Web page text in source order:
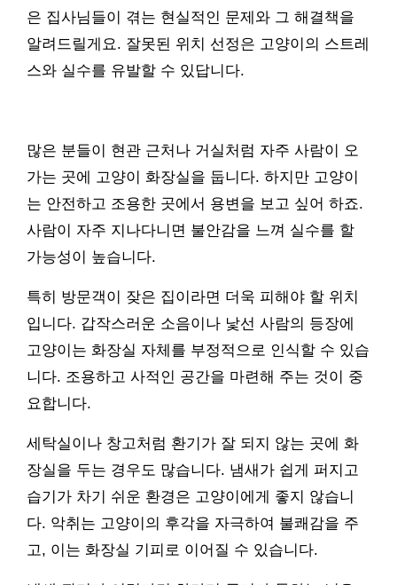
은 집사님들이 겪는 현실적인 문제와 그 해결책을
알려드릴게요. 잘못된 위치 선정은 고양이의 스트레
스와 실수를 유발할 수 있답니다.
많은 분들이 현관 근처나 거실처럼 자주 사람이 오
가는 곳에 고양이 화장실을 둡니다. 하지만 고양이
는 안전하고 조용한 곳에서 용변을 보고 싶어 하죠.
사람이 자주 지나다니면 불안감을 느껴 실수를 할
가능성이 높습니다.
특히 방문객이 잦은 집이라면 더욱 피해야 할 위치
입니다. 갑작스러운 소음이나 낯선 사람의 등장에
고양이는 화장실 자체를 부정적으로 인식할 수 있습
니다. 조용하고 사적인 공간을 마련해 주는 것이 중
요합니다.
세탁실이나 창고처럼 환기가 잘 되지 않는 곳에 화
장실을 두는 경우도 많습니다. 냄새가 쉽게 퍼지고
습기가 차기 쉬운 환경은 고양이에게 좋지 않습니
다. 악취는 고양이의 후각을 자극하여 불쾌감을 주
고, 이는 화장실 기피로 이어질 수 있습니다.